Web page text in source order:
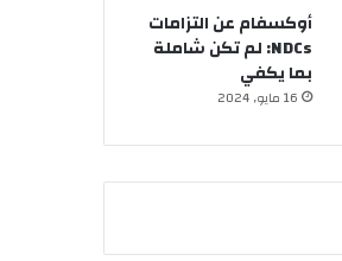
أوكسفام عن التزامات
NDCs: لم تكن شاملة
بما يكفي
16 مايو, 2024